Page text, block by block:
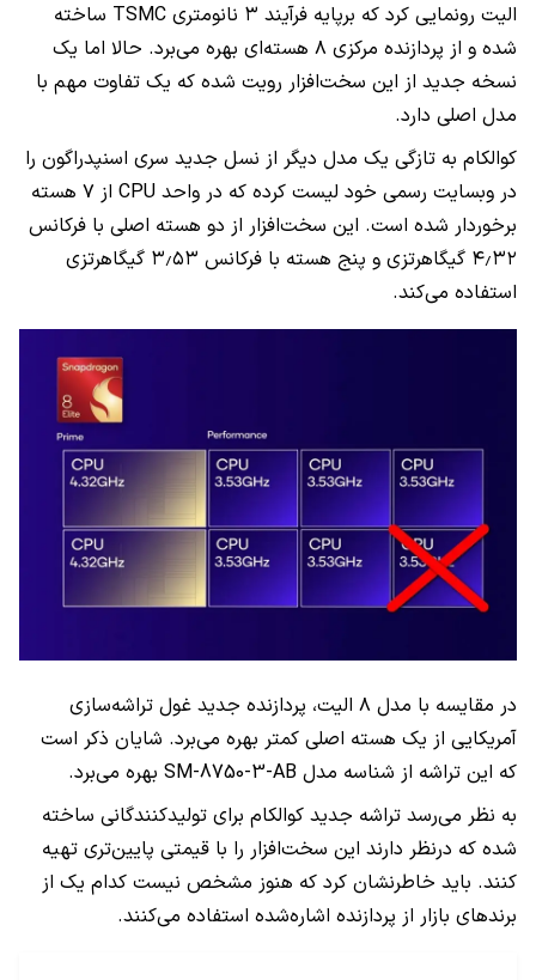
الیت رونمایی کرد که برپایه فرآیند ۳ نانومتری TSMC ساخته
شده و از پردازنده مرکزی ۸ هسته‌ای بهره می‌برد. حالا اما یک
نسخه جدید از این سخت‌افزار رویت شده که یک تفاوت مهم با
مدل اصلی دارد.
کوالکام به تازگی یک مدل دیگر از نسل جدید سری اسنپدراگون را
در وبسایت رسمی خود لیست کرده که در واحد CPU از ۷ هسته
برخوردار شده است. این سخت‌افزار از دو هسته اصلی با فرکانس
۴٫۳۲ گیگاهرتزی و پنج هسته با فرکانس ۳٫۵۳ گیگاهرتزی
استفاده می‌کند.
در مقایسه با مدل ۸ الیت، پردازنده جدید غول تراشه‌سازی
آمریکایی از یک هسته اصلی کمتر بهره می‌برد. شایان ذکر است
که این تراشه از شناسه مدل SM-8750-3-AB بهره می‌برد.
به نظر می‌رسد تراشه جدید کوالکام برای تولیدکنندگانی ساخته
شده که درنظر دارند این سخت‌افزار را با قیمتی پایین‌تری تهیه
کنند. باید خاطرنشان کرد که هنوز مشخص نیست کدام یک از
برندهای بازار از پردازنده اشاره‌شده استفاده می‌کنند.